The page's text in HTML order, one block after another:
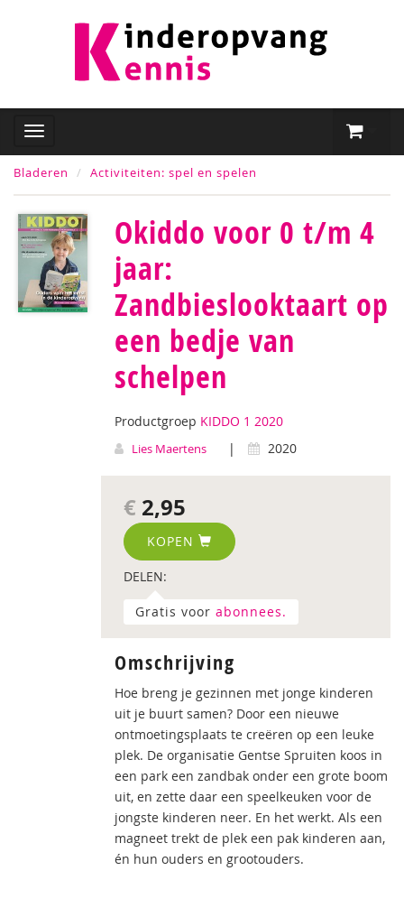
Bladeren Activiteiten: spel en spelen
Okiddo voor 0 t/m 4
jaar:
Zandbieslooktaart op
een bedje van
schelpen
Productgroep KIDDO 1 2020
Lies Maertens | 2020
€ 2,95
KOPEN
DELEN:
Gratis voor abonnees.
Omschrijving
Hoe breng je gezinnen met jonge kinderen
uit je buurt samen? Door een nieuwe
ontmoetingsplaats te creëren op een leuke
plek. De organisatie Gentse Spruiten koos in
een park een zandbak onder een grote boom
uit, en zette daar een speelkeuken voor de
jongste kinderen neer. En het werkt. Als een
magneet trekt de plek een pak kinderen aan,
én hun ouders en grootouders.